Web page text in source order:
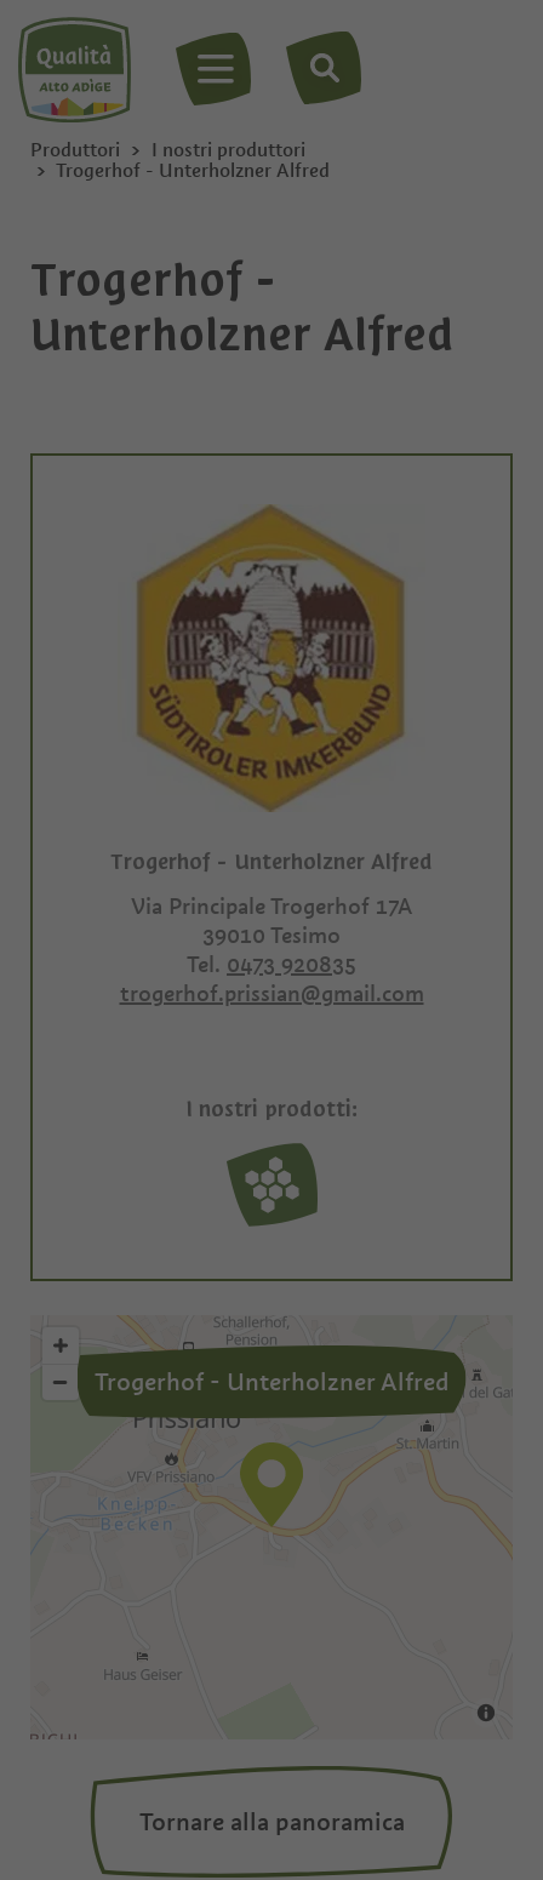
MENU
Produttori
I nostri produttori
Trogerhof - Unterholzner Alfred
Trogerhof -
Unterholzner Alfred
Trogerhof - Unterholzner Alfred
Via Principale Trogerhof 17A
39010 Tesimo
Tel. 0473 920835
trogerhof.prissian@gmail.com
I nostri prodotti:
Trogerhof - Unterholzner Alfred
Tornare alla panoramica